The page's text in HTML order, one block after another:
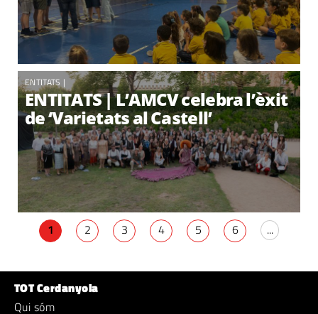
ENTITATS |
ENTITATS | L’AMCV celebra l’èxit
de ‘Varietats al Castell’
1 2 3 4 5 6 ...
TOT Cerdanyola
Qui sóm